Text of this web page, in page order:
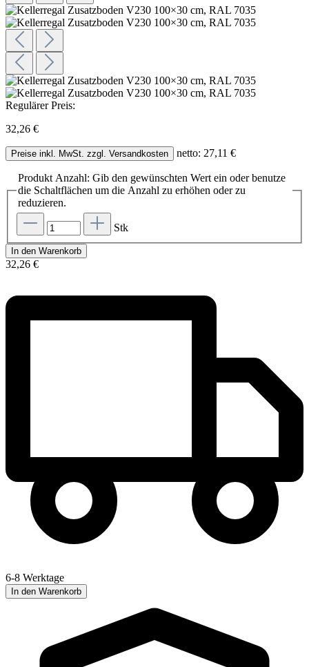
Regulärer Preis:
32,26 €
Preise inkl. MwSt. zzgl. Versandkosten netto: 27,11 €
Produkt Anzahl: Gib den gewünschten Wert ein oder benutze
die Schaltflächen um die Anzahl zu erhöhen oder zu
reduzieren.
Stk
In den Warenkorb
32,26 €
6-8 Werktage
In den Warenkorb